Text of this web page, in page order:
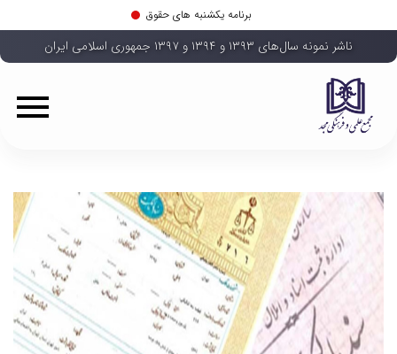
برنامه یکشنبه های حقوق
ناشر نمونه سال‌های ۱۳۹۳ و ۱۳۹۴ و ۱۳۹۷ جمهوری اسلامی ایران